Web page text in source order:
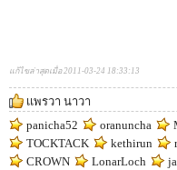
แก้ไขล่าสุดเมื่อ 2011-03-24 18:33:13
เเพรวา นาวา
panicha52
oranuncha
TOCKTACK
kethirun
CROWN
LonarLoch